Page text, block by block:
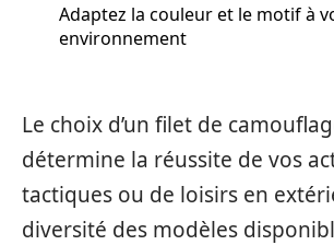
Adaptez la couleur et le motif à
environnement
Le choix d’un filet de
détermine la réussite de vos
tactiques ou de loisirs en
diversité des modèles